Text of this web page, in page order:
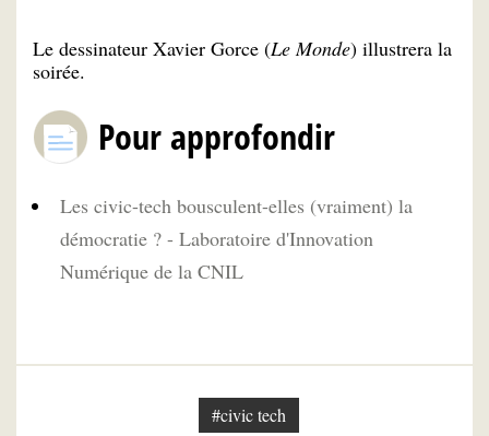
Le dessinateur Xavier Gorce (Le Monde) illustrera la
soirée.
Pour approfondir
Les civic-tech bousculent-elles (vraiment) la
démocratie ? - Laboratoire d'Innovation
Numérique de la CNIL
#civic tech